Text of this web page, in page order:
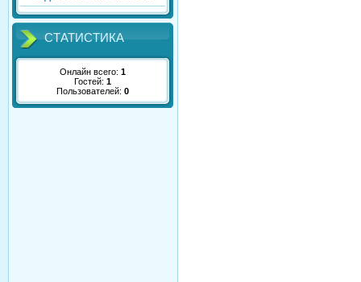
СТАТИСТИКА
Онлайн всего: 1
Гостей: 1
Пользователей: 0